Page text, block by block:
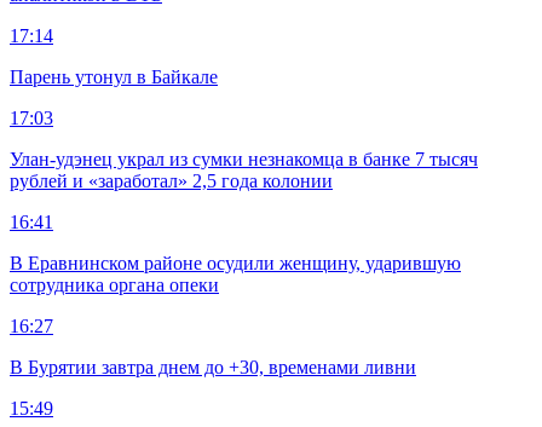
17:14
Парень утонул в Байкале
17:03
Улан-удэнец украл из сумки незнакомца в банке 7 тысяч
рублей и «заработал» 2,5 года колонии
16:41
В Еравнинском районе осудили женщину, ударившую
сотрудника органа опеки
16:27
В Бурятии завтра днем до +30, временами ливни
15:49